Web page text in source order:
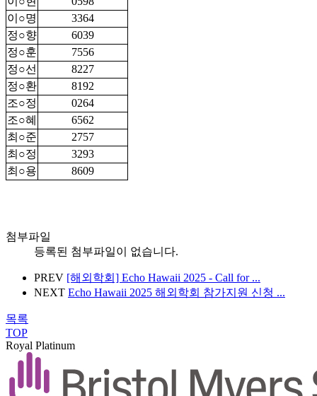
이○명
3364
정○향
6039
정○훈
7556
정○선
8227
정○환
8192
조○정
0264
조○혜
6562
최○준
2757
최○정
3293
최○용
8609
첨부파일
등록된 첨부파일이 없습니다.
PREV [해외학회] Echo Hawaii 2025 - Call for ...
NEXT Echo Hawaii 2025 해외학회 참가지원 신청 ...
목록
TOP
Royal Platinum